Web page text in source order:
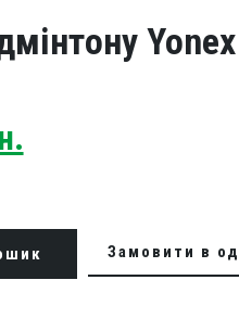
price
5,999 грн..
Замовити в